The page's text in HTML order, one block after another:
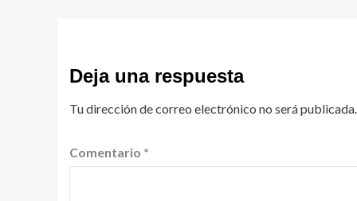
Deja una respuesta
Tu dirección de correo electrónico no será publicada.
Comentario *